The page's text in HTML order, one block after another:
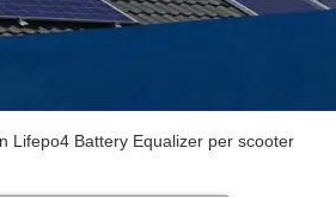
Lifepo4 Battery Equalizer per scooter